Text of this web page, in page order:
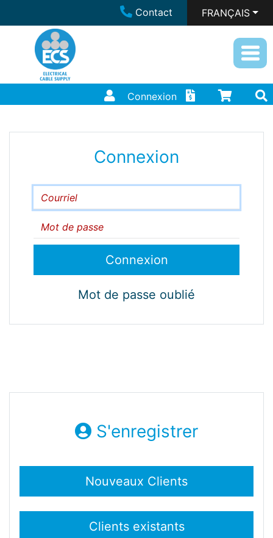
Contact FRANÇAIS
Connexion
Connexion
Courriel
Mot de passe
Mot de passe oublié
S'enregistrer